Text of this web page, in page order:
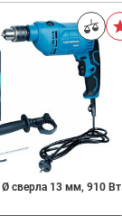
сверла 13 мм, 910 Вт